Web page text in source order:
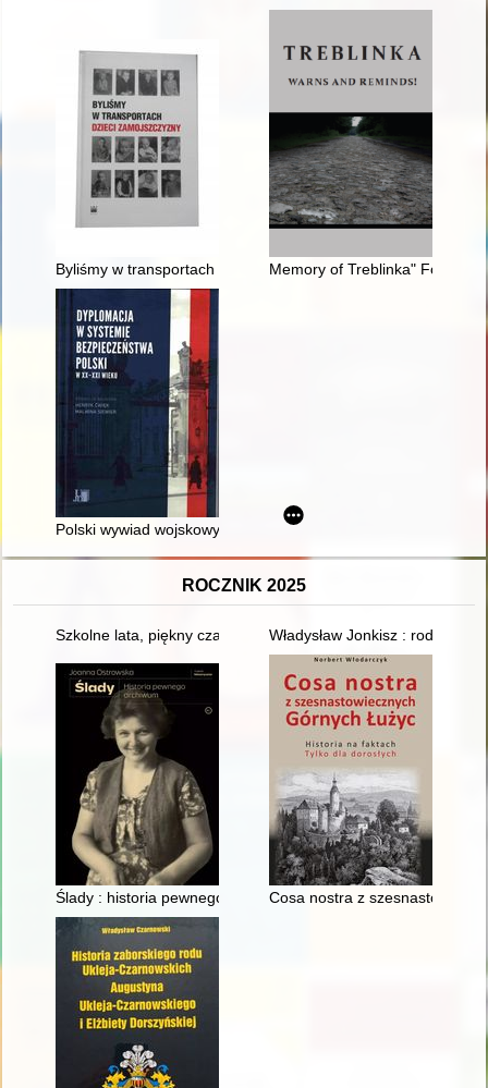
Byliśmy w transportach : Dzieci Zamojszczyzny
Memory of Treblinka"
Polski wywiad wojskowy w Szwajcarii w okresie II wojny
ROCZNIK 2025
Szkolne lata, piękny czas... Zespół SzkółWładysław Jonkisz : rodzina,
Ślady : historia pewnego archiwumCosa nostra z